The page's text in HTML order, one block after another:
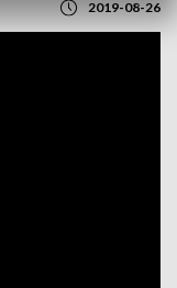
2019-08-26